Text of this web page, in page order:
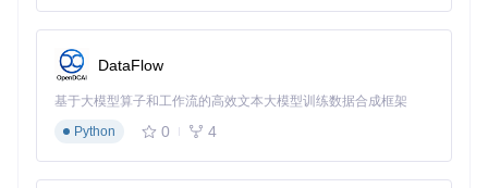
局限：超高分辨率图像细节处理能力有限
4. 大尺寸图像批量处理
推荐模型
性能基准：处理速度约1.5秒/张（1024x1024图像），边缘精
适用场景：婚纱摄影后期、大幅面证件照制作
优势：支持高分辨率图像，背景移除彻底
局限：模型体积较大，首次加载时间较长
DataFlow
基于大模型算子和工作流的高效文本大模型训练数据合成框架
Python
0 4